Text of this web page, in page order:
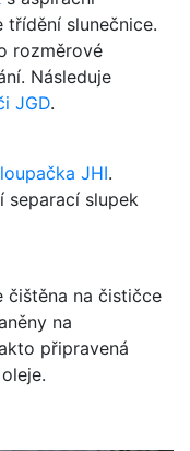
třídění slunečnice.
rozměrové
Následuje
JGD.
JHI.
separací slupek
čištěna na čističce
na
připravená